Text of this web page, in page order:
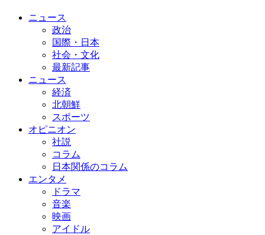
ニュース
政治
国際・日本
社会・文化
最新記事
ニュース
経済
北朝鮮
スポーツ
オピニオン
社説
コラム
日本関係のコラム
エンタメ
ドラマ
音楽
映画
アイドル